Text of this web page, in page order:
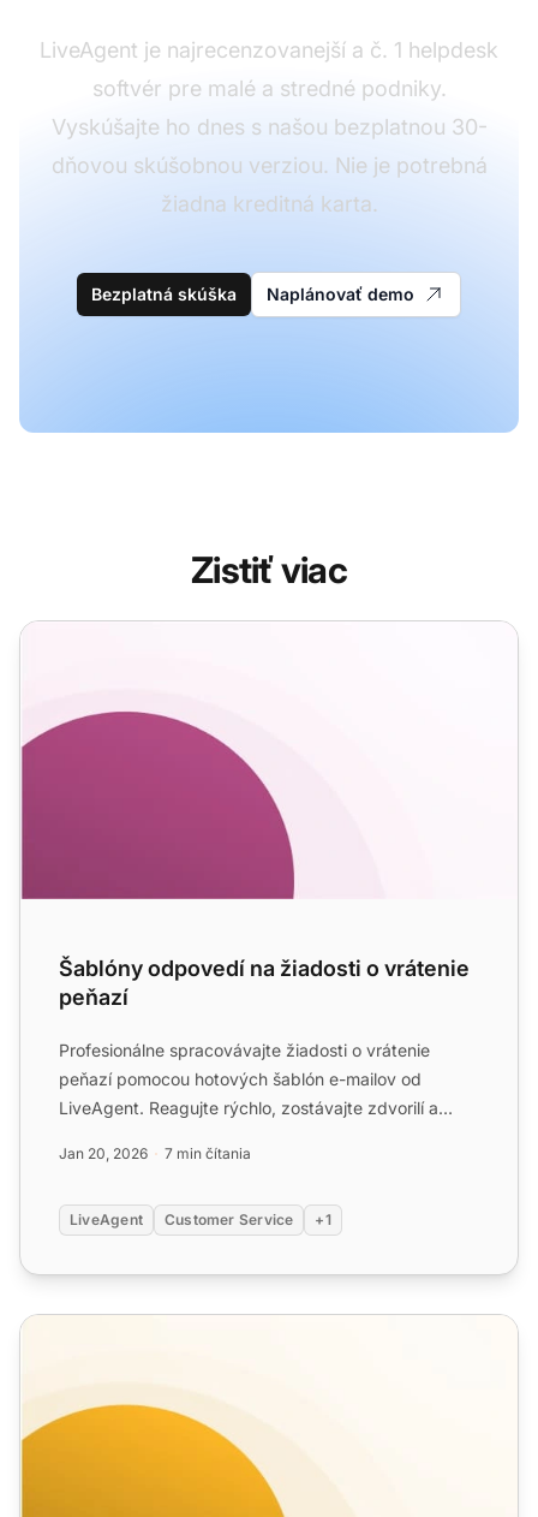
LiveAgent je najrecenzovanejší a č. 1 helpdesk
softvér pre malé a stredné podniky.
Vyskúšajte ho dnes s našou bezplatnou 30-
dňovou skúšobnou verziou. Nie je potrebná
žiadna kreditná karta.
Bezplatná skúška Naplánovať demo
Zistiť viac
Šablóny odpovedí na žiadosti o vrátenie peňazí
Šablóny odpovedí na žiadosti o vrátenie
peňazí
Profesionálne spracovávajte žiadosti o vrátenie
peňazí pomocou hotových šablón e-mailov od
LiveAgent. Reagujte rýchlo, zostávajte zdvorilí a
Jan 20, 2026 7 min čítania
LiveAgent Customer Service +1
Šablóny e-mailov na požiadavku spätnej väzby